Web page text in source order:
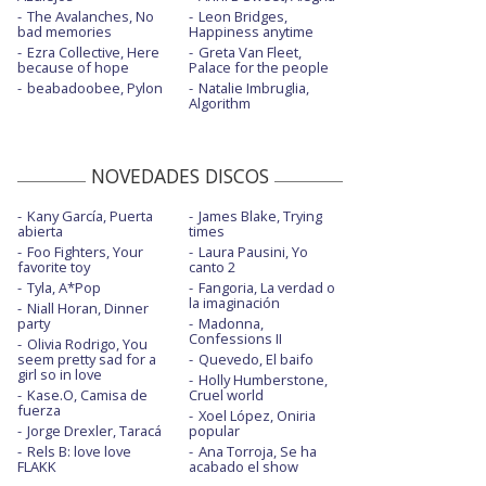
Don't start now - MTV EMAs 2019
Don't start now - Saturday Night Live 2020
Don't start now - The Ellen Show
Electricity - con Silk City
Electricity - con Silk City - dance
Electricity - con Silk City - vertical
Fever - con Angèle
Fever - con Angèle - con la letra
Future nostalgia - con la letra
Hallucinate
Hallucinate - BBC Radio 1 Live Lounge
Hallucinate - con la letra
The Avalanches, No
bad memories
Ezra Collective, Here
because of hope
beabadoobee, Pylon
Leon Bridges,
Happiness anytime
Greta Van Fleet,
Palace for the people
Natalie Imbruglia,
Algorithm
NOVEDADES DISCOS
Kany García, Puerta
abierta
Foo Fighters, Your
favorite toy
Tyla, A*Pop
Niall Horan, Dinner
party
Olivia Rodrigo, You
seem pretty sad for a
girl so in love
Kase.O, Camisa de
fuerza
Jorge Drexler, Taracá
Rels B: love love
FLAKK
James Blake, Trying
times
Laura Pausini, Yo
canto 2
Fangoria, La verdad o
la imaginación
Madonna,
Confessions II
Quevedo, El baifo
Holly Humberstone,
Cruel world
Xoel López, Oniria
popular
Ana Torroja, Se ha
acabado el show